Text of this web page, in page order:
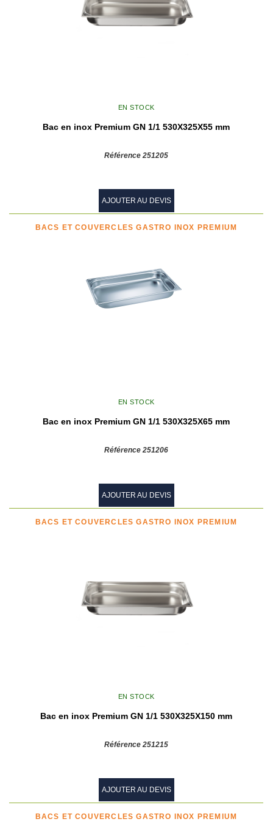
EN STOCK
Bac en inox Premium GN 1/1 530X325X55 mm
Référence 251205
AJOUTER AU DEVIS
BACS ET COUVERCLES GASTRO INOX PREMIUM
EN STOCK
Bac en inox Premium GN 1/1 530X325X65 mm
Référence 251206
AJOUTER AU DEVIS
BACS ET COUVERCLES GASTRO INOX PREMIUM
EN STOCK
Bac en inox Premium GN 1/1 530X325X150 mm
Référence 251215
AJOUTER AU DEVIS
BACS ET COUVERCLES GASTRO INOX PREMIUM